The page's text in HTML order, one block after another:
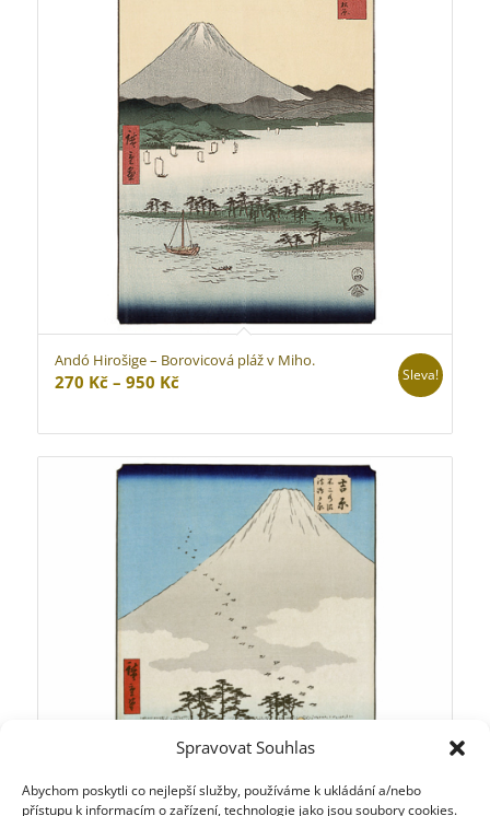
Spravovat Souhlas
Abychom poskytli co nejlepší služby, používáme k ukládání a/nebo
přístupu k informacím o zařízení, technologie jako jsou soubory cookies.
Andó Hirošige – Borovicová pláž v Miho.
270 Kč – 950 KčRozpětí
270 Kč
až
950 Kč
Sleva!